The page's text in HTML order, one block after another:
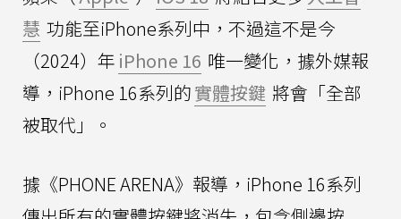
慧 功能至iPhone系列中，不過這不是今
（2024）年 iPhone 16 唯一變化，據外媒報
導，iPhone 16系列的實體按鍵 將會「全部
被取代」。
據《PHONE ARENA》報導，iPhone 16系列